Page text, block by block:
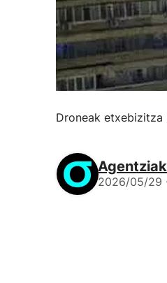
Droneak etxebizitza
2026/05/29